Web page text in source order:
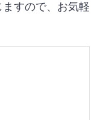
すので、お気軽